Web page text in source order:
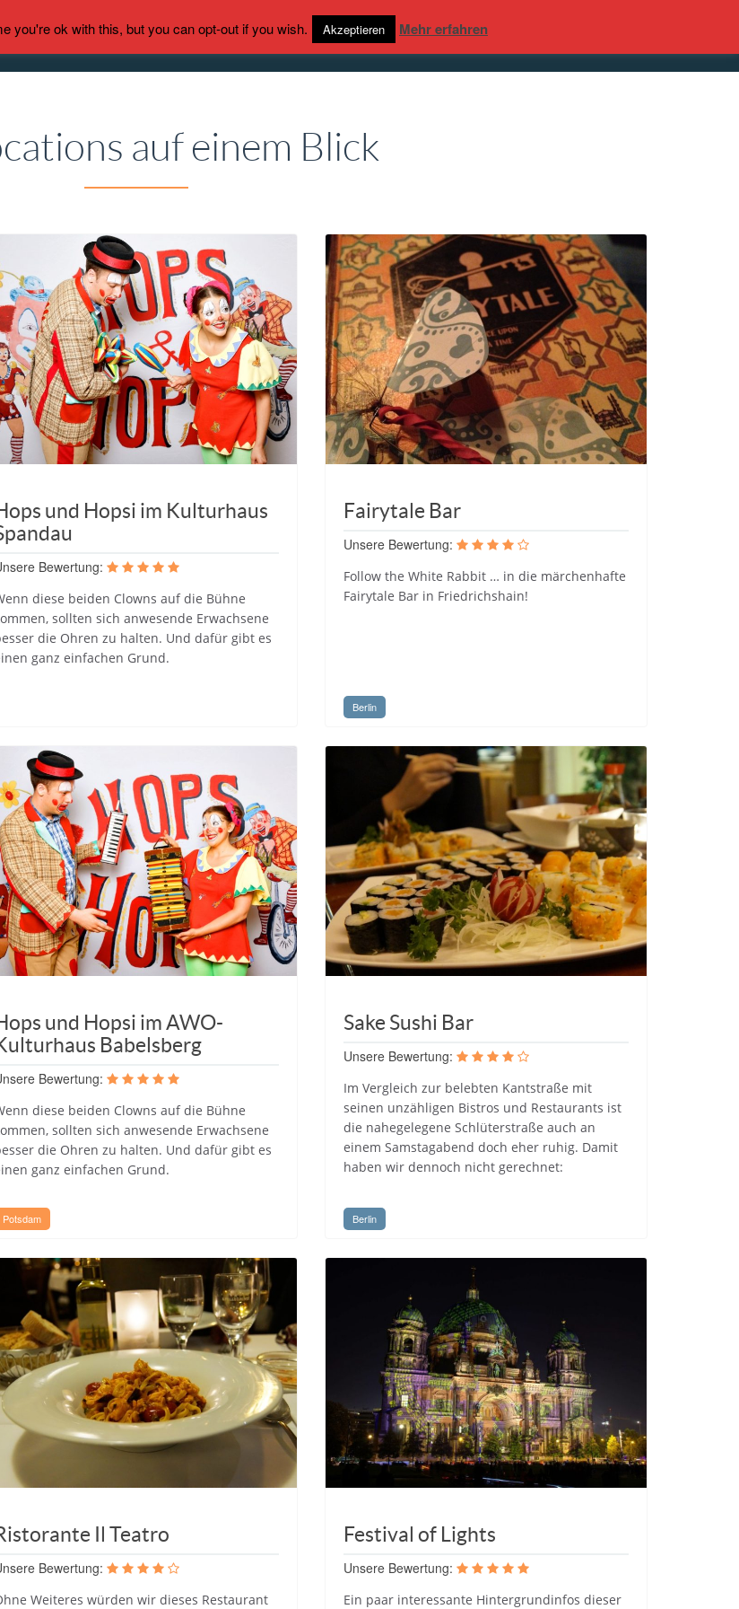
HOME LOCATIONFINDER REVIEWS NEWS
auf einem Blick
und Hopsi im Kulturhaus
Bewertung:
diese beiden Clowns auf die Bühne
sollten sich anwesende Erwachsene
die Ohren zu halten. Und dafür gibt es
ganz einfachen Grund.
Fairytale Bar
Unsere Bewertung:
Follow the White Rabbit … in die märchenhafte
Fairytale Bar in Friedrichshain!
Berlin
und Hopsi im AWO-
Babelsberg
Bewertung:
diese beiden Clowns auf die Bühne
sollten sich anwesende Erwachsene
die Ohren zu halten. Und dafür gibt es
ganz einfachen Grund.
Potsdam
Sake Sushi Bar
Unsere Bewertung:
Im Vergleich zur belebten Kantstraße mit
seinen unzähligen Bistros und Restaurants ist
die nahegelegene Schlüterstraße auch an
einem Samstagabend doch eher ruhig. Damit
haben wir dennoch nicht gerechnet:
Berlin
Il Teatro
Bewertung:
Weiteres würden wir dieses Restaurant
Festival of Lights
Unsere Bewertung:
Ein paar interessante Hintergrundinfos dieser
you're ok with this, but you can opt-out if you wish. Akzeptieren Mehr erfahren